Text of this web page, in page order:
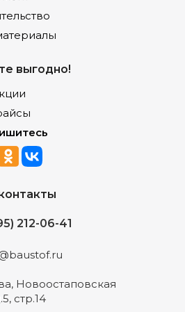
выгодно!
212-06-41
Новоостаповская
стр.14